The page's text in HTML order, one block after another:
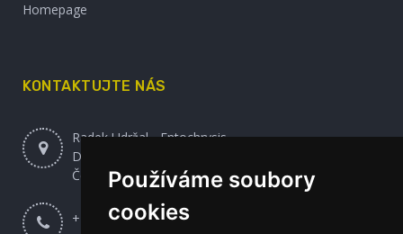
Používáme soubory
cookies
Homepage
KONTAKTUJTE NÁS
Radek Udržal - Entochrysis
Dlouhá 352, Mikulovice 53002
Česká republika
+420 608 120 871